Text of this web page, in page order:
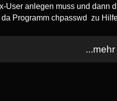
User anlegen muss und dann
da Programm chpasswd zu